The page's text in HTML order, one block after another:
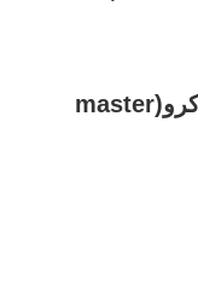
کود مایع آکواریوم مسترلاین ماکرو(master